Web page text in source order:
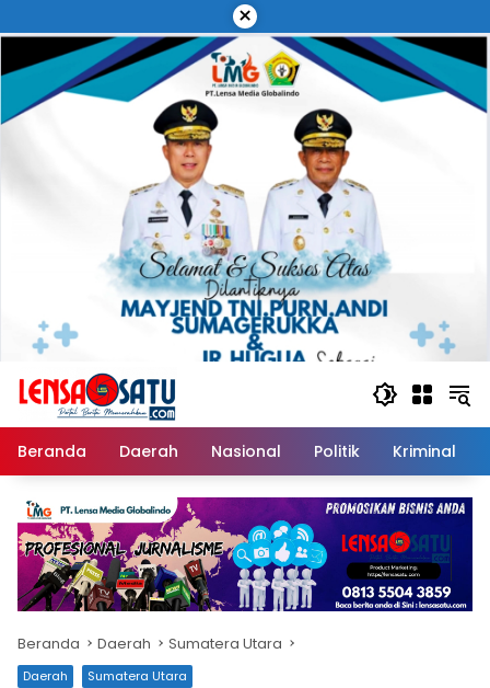
ke
konten
×
Beranda Daerah Nasional Politik Kriminal
Beranda Daerah Sumatera Utara
Daerah Sumatera Utara